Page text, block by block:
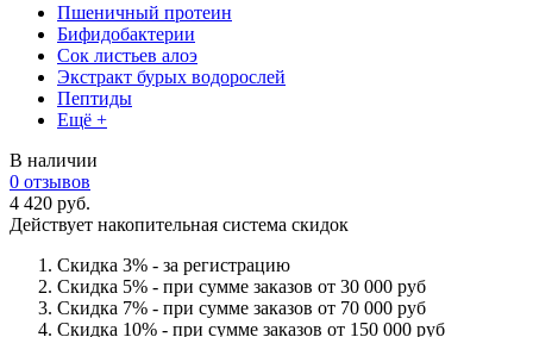
Пшеничный протеин
Бифидобактерии
Сок листьев алоэ
Экстракт бурых водорослей
Пептиды
Ещё +
В наличии
0 отзывов
4 420 руб.
Действует накопительная система скидок
Скидка 3% - за регистрацию
Скидка 5% - при сумме заказов от 30 000 руб
Скидка 7% - при сумме заказов от 70 000 руб
Скидка 10% - при сумме заказов от 150 000 руб